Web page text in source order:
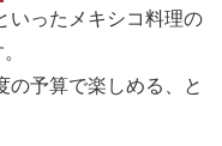
いったメキシコ料理の
の予算で楽しめる、と